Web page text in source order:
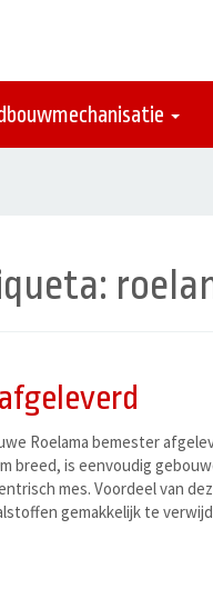
Roelama bemester
breed, is eenvoudig
mes. Voordeel van
gemakkelijk te